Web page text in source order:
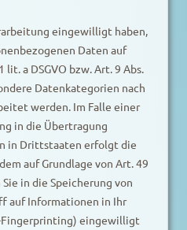
eingewilligt haben,
Daten auf
lit. a DSGVO bzw. Art. 9 Abs.
Datenkategorien nach
werden. Im Falle einer
in die Übertragung
in Drittstaaten erfolgt die
auf Grundlage von Art. 49
Sie in die Speicherung von
auf Informationen in Ihr
Fingerprinting) eingewilligt